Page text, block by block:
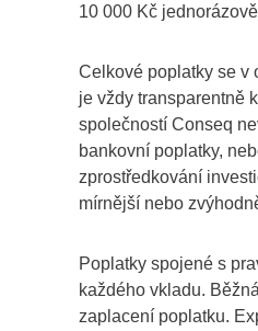
10 000 Kč
Celkové poplatky se v
je vždy transparentně
společností Conseq
bankovní poplatky,
zprostředkování
mírnější nebo
Poplatky spojené s
každého vkladu.
zaplacení poplatku.